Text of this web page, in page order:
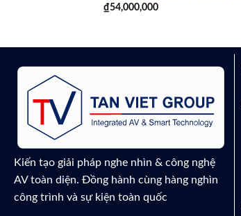
₫54,000,000
Kiến tạo giải pháp nghe nhìn & công nghệ
AV toàn diện. Đồng hành cùng hàng nghìn
công trình và sự kiện toàn quốc